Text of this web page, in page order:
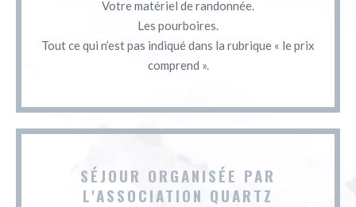
Votre matériel de randonnée.
Les pourboires.
Tout ce qui n’est pas indiqué dans la rubrique « le prix
comprend ».
SÉJOUR ORGANISÉE PAR
L'ASSOCIATION QUARTZ